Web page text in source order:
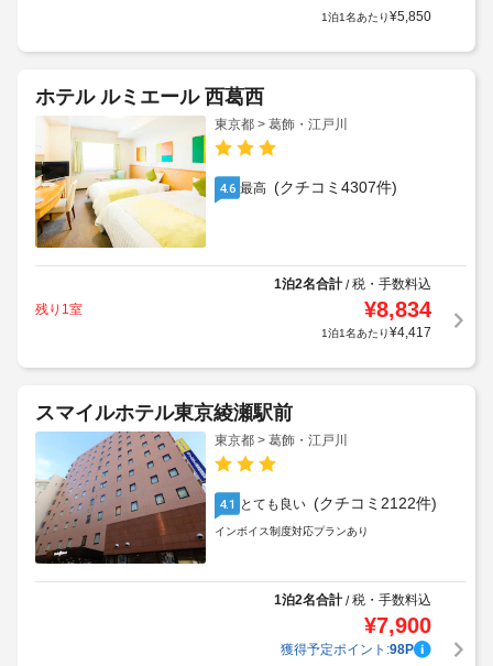
1泊1名あたり¥5,850
ホテル ルミエール 西葛西
東京都 > 葛飾・江戸川
4.6 最高 (クチコミ4307件)
1泊2名合計/税・手数料込
残り1室
¥8,834
1泊1名あたり¥4,417
スマイルホテル東京綾瀬駅前
東京都 > 葛飾・江戸川
4.1 とても良い (クチコミ2122件)
インボイス制度対応プランあり
1泊2名合計/税・手数料込
¥7,900
獲得予定ポイント:98P